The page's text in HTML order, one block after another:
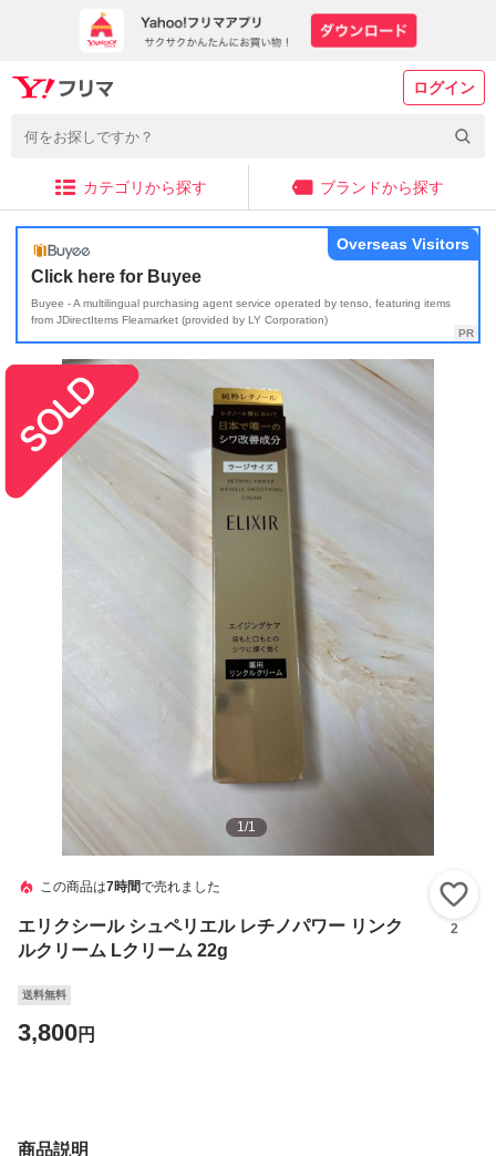
ログイン
カテゴリから探す ブランドから探す
Click here for Buyee
Buyee - A multilingual purchasing agent service operated by tenso, featuring items
from JDirectItems Fleamarket (provided by LY Corporation)
Overseas Visitors
1/1
この商品は7時間で売れました
エリクシール シュペリエル レチノパワー リンク
ルクリーム Lクリーム 22g
2
送料無料
3,800円
商品説明